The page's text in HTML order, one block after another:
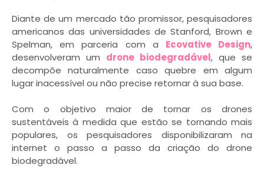
Diante de um mercado tão promissor, pesquisadores
americanos das universidades de Stanford, Brown e
Spelman, em parceria com a Ecovative Design,
desenvolveram um drone biodegradável, que se
decompõe naturalmente caso quebre em algum
lugar inacessível ou não precise retornar à sua base.
Com o objetivo maior de tornar os drones
sustentáveis à medida que estão se tornando mais
populares, os pesquisadores disponibilizaram na
internet o passo a passo da criação do drone
biodegradável.